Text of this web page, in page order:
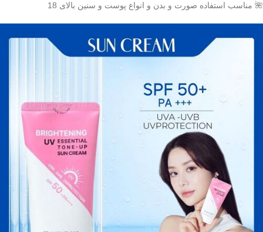
🌺 مناسب استفاده صورت و بدن و انواع پوست و سنین بالای 18